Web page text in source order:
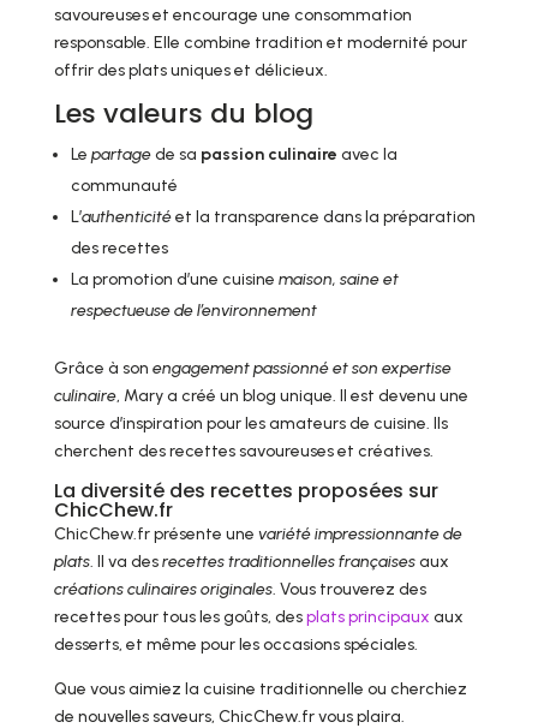
savoureuses et encourage une consommation
responsable. Elle combine tradition et modernité pour
offrir des plats uniques et délicieux.
Les valeurs du blog
Le partagede sa passion culinaire avec la
communauté
L’authenticitéet la transparence dans la préparation
des recettes
La promotion d’une cuisine maison, saine et
respectueuse de l’environnement
Grâce à son engagement passionné et son expertise
culinaire, Mary a créé un blog unique. Il est devenu une
source d’inspiration pour les amateurs de cuisine. Ils
cherchent des recettes savoureuses et créatives.
La diversité des recettes proposées sur
ChicChew.fr
ChicChew.fr présente une variété impressionnante de
plats. Il va desrecettes traditionnelles françaisesaux
créations culinaires originales. Vous trouverez des
recettes pour tous les goûts, desplats principaux aux
desserts, et même pour les occasions spéciales.
Que vous aimiez la cuisine traditionnelle ou cherchiez
de nouvelles saveurs, ChicChew.fr vous plaira.